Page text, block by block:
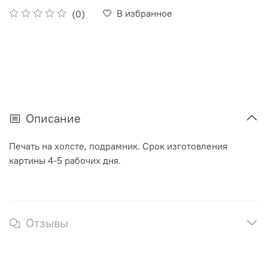
(0) В избранное
Описание
Печать на холсте, подрамник. Срок изготовления
картины 4-5 рабочих дня.
Отзывы